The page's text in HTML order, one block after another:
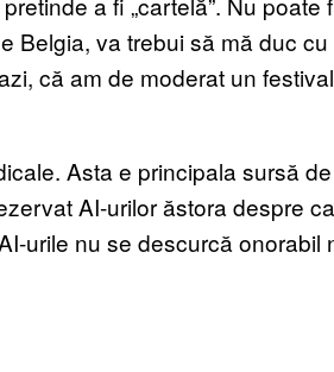
Belgia, va trebui să mă duc cu
că am de moderat un
Asta e principala sursă
AI-urilor ăstora despre
urile nu se descurcă onorabil